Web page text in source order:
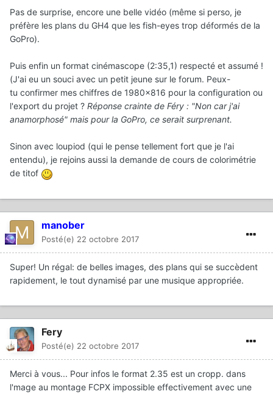
Pas de surprise, encore une belle vidéo (même si perso, je
préfère les plans du GH4 que les fish-eyes trop déformés de la
GoPro).
Puis enfin un format cinémascope (2:35,1) respecté et assumé !
(J'ai eu un souci avec un petit jeune sur le forum. Peux-
tu confirmer mes chiffres de 1980x816 pour la configuration ou
l'export du projet ? Réponse crainte de Féry : "Non car j'ai
anamorphosé" mais pour la GoPro, ce serait surprenant.
Sinon avec loupiod (qui le pense tellement fort que je l'ai
entendu), je rejoins aussi la demande de cours de colorimétrie
de titof
manober
Posté(e) 22 octobre 2017
Super! Un régal: de belles images, des plans qui se succèdent
rapidement, le tout dynamisé par une musique appropriée.
Fery
Posté(e) 22 octobre 2017
Merci à vous... Pour infos le format 2.35 est un cropp. dans
l'mage au montage FCPX impossible effectivement avec une